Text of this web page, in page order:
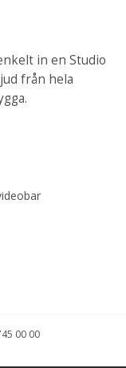
in en Studio
från hela
00 00